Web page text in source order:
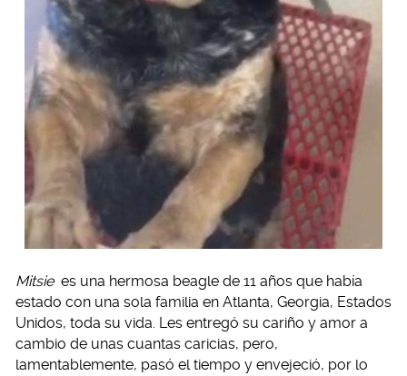
Mitsie es una hermosa beagle de 11 años que había
estado con una sola familia en Atlanta, Georgia, Estados
Unidos, toda su vida. Les entregó su cariño y amor a
cambio de unas cuantas caricias, pero,
lamentablemente, pasó el tiempo y envejeció, por lo